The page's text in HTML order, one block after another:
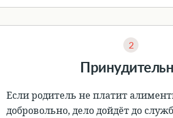
2
Если родитель не платит
добровольно, дело дойдёт до